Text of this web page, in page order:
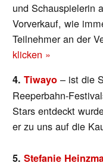
und Schauspielerin
Vorverkauf, wie
Teilnehmer an der
klicken »
4.Tiwayo – ist die
Reeperbahn-
Stars entdeckt
er zu uns auf die
5.Stefanie